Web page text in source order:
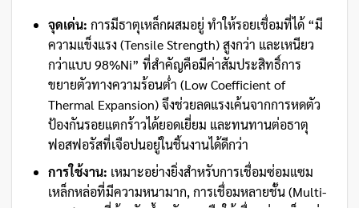
จุดเด่น: การมีธาตุเหล็กผสมอยู่ ทำให้รอยเชื่อมที่ได้ “มี
ความแข็งแรง (Tensile Strength) สูงกว่า และเหนียว
กว่าแบบ 98%Ni” ที่สำคัญคือมีค่าสัมประสิทธิ์การ
ขยายตัวทางความร้อนต่ำ (Low Coefficient of
Thermal Expansion) จึงช่วยลดแรงเค้นจากการหดตัว
ป้องกันรอยแตกร้าวได้ยอดเยี่ยม และทนทานต่อธาตุ
ฟอสฟอรัสที่เจือปนอยู่ในชิ้นงานได้ดีกว่า
การใช้งาน: เหมาะอย่างยิ่งสำหรับการเชื่อมซ่อมแซม
เหล็กหล่อที่มีความหนามาก, การเชื่อมหลายชั้น (Multi-